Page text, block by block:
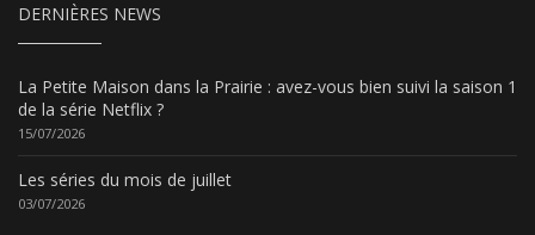
DERNIÈRES NEWS
La Petite Maison dans la Prairie : avez-vous bien suivi la saison 1
de la série Netflix ?
15/07/2026
Les séries du mois de juillet
03/07/2026